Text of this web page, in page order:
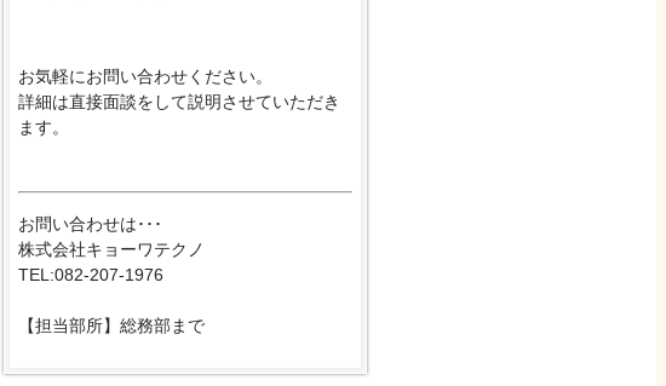
お気軽にお問い合わせください。
詳細は直接面談をして説明させていただき
ます。
お問い合わせは･･･
株式会社キョーワテクノ
TEL:082-207-1976
【担当部所】総務部まで